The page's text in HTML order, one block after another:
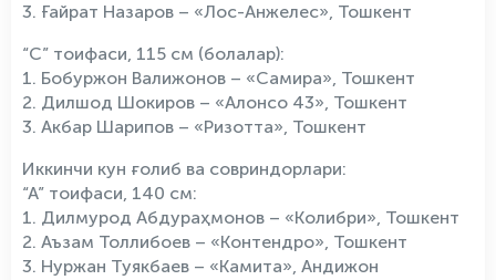
3. Ғайрат Назаров – «Лос-Анжелес», Тошкент
“С” тоифаси, 115 см (болалар):
1. Бобуржон Валижонов – «Самира», Тошкент
2. Дилшод Шокиров – «Алонсо 43», Тошкент
3. Акбар Шарипов – «Ризотта», Тошкент
Иккинчи кун ғолиб ва совриндорлари:
“А” тоифаси, 140 см:
1. Дилмурод Абдураҳмонов – «Колибри», Тошкент
2. Аъзам Толлибоев – «Контендро», Тошкент
3. Нуржан Туякбаев – «Камита», Андижон